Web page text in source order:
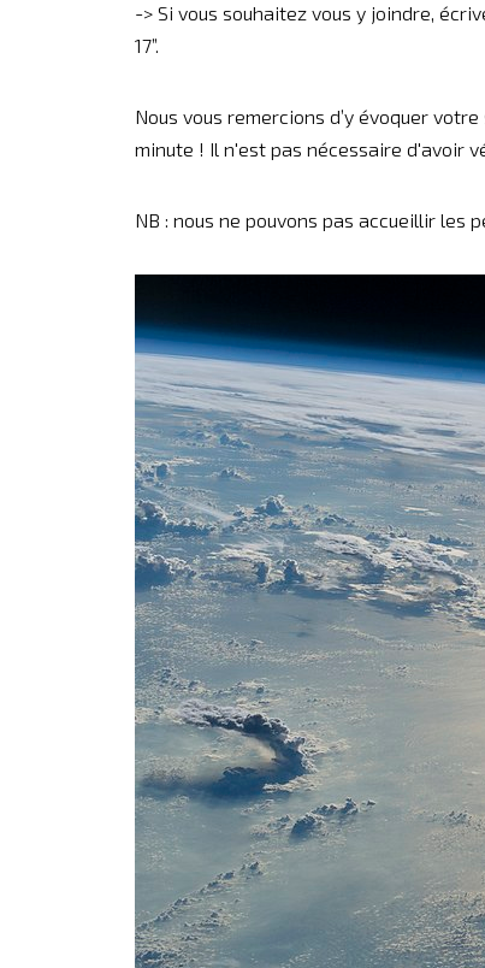
-> Si vous souhaitez vous y joindre,
17”.
Nous vous remercions d’y évoquer
minute ! Il n'est pas nécessaire d'avoir
NB : nous ne pouvons pas accueillir les